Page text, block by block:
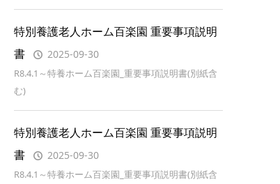
特別養護老人ホーム百楽園 重要事項説明
書
2025-09-30
R8.4.1～特養ホーム百楽園_重要事項説明書(別紙含
む)
特別養護老人ホーム百楽園 重要事項説明
書
2025-09-30
R8.4.1～特養ホーム百楽園_重要事項説明書(別紙含